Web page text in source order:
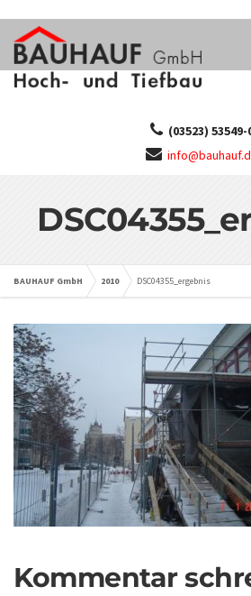
(03523) 53549-
BAUHAUF GmbH 2010 DSC04355_ergebnis
Kommentar